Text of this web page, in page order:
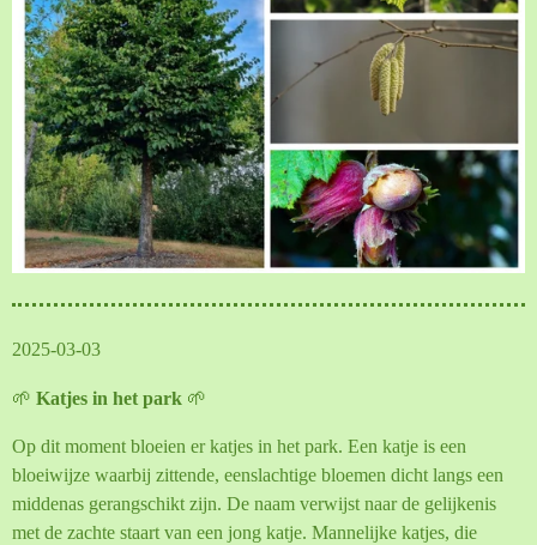
2025-03-03
🌱 Katjes in het park 🌱
Op dit moment bloeien er katjes in het park. Een katje is een
bloeiwijze waarbij zittende, eenslachtige bloemen dicht langs een
middenas gerangschikt zijn. De naam verwijst naar de gelijkenis
met de zachte staart van een jong katje. Mannelijke katjes, die